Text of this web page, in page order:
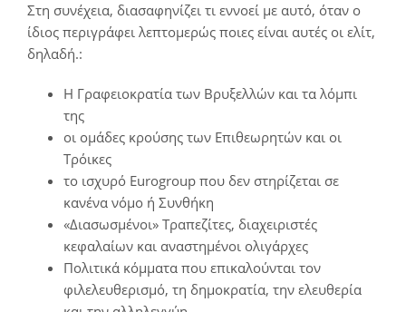
Στη συνέχεια, διασαφηνίζει τι εννοεί με αυτό, όταν ο
ίδιος περιγράφει λεπτομερώς ποιες είναι αυτές οι ελίτ,
δηλαδή.:
Η Γραφειοκρατία των Βρυξελλών και τα λόμπι
της
οι ομάδες κρούσης των Επιθεωρητών και οι
Τρόικες
το ισχυρό Eurogroup που δεν στηρίζεται σε
κανένα νόμο ή Συνθήκη
«Διασωσμένοι» Τραπεζίτες, διαχειριστές
κεφαλαίων και αναστημένοι ολιγάρχες
Πολιτικά κόμματα που επικαλούνται τον
φιλελευθερισμό, τη δημοκρατία, την ελευθερία